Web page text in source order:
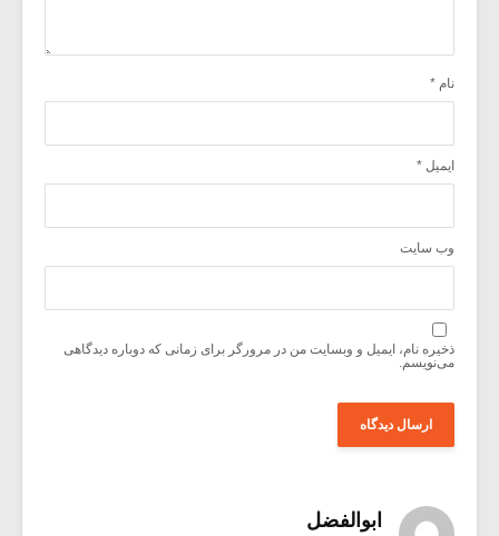
نام *
ایمیل *
وب‌ سایت
ذخیره نام، ایمیل و وبسایت من در مرورگر برای زمانی که دوباره دیدگاهی
می‌نویسم.
ابوالفضل